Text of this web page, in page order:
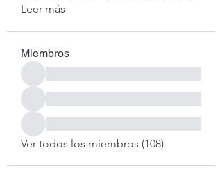
Leer más
Miembros
Ver todos los miembros (108)